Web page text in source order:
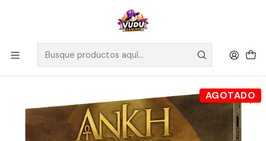
🚀 ¡Despachamos a todo Chile! Envío GRATIS a Regiones sobre
$100.000 y a RM sobre $35.000
Inicio Juegos de Mesa Competitivos
Ankh Expansion Faraón - Español
AGOTADO